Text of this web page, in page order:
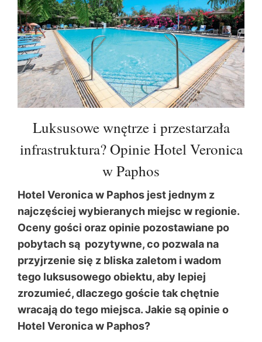
Luksusowe wnętrze i przestarzała
infrastruktura? Opinie Hotel Veronica
w Paphos
Hotel Veronica w Paphos jest jednym z
najczęściej wybieranych miejsc w regionie.
Oceny gości oraz opinie pozostawiane po
pobytach są pozytywne, co pozwala na
przyjrzenie się z bliska zaletom i wadom
tego luksusowego obiektu, aby lepiej
zrozumieć, dlaczego goście tak chętnie
wracają do tego miejsca. Jakie są opinie o
Hotel Veronica w Paphos?